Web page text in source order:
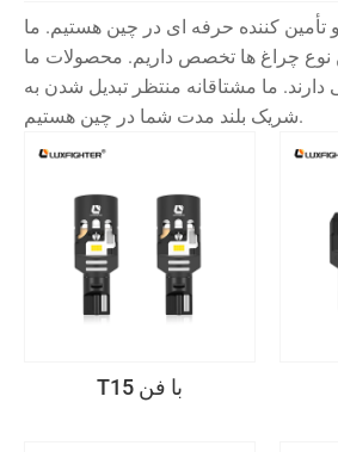
و تأمین کننده حرفه ای در چین هستیم. ما
نوع چراغ ها تخصص داریم. محصولات ما
ما مشتاقانه منتظر تبدیل شدن به
شریک بلند مدت شما در چین هستیم.
T15 با فن